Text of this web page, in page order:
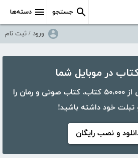
دسته‌ها جستجو
ورود / ثبت نام
با اپلیکیشن کتابراه، بیش از ۵۰،۰۰۰ کتاب، کتاب صوتی و رمان را
تبلت خود داشته باشید!
و نصب رایگان